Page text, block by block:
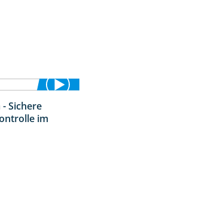
Sichere
im